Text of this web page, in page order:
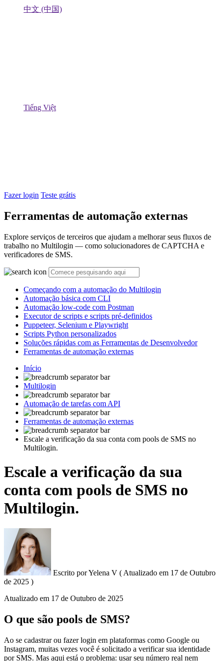
中文 (中国)
Tiếng Việt
Fazer login Teste grátis
Ferramentas de automação externas
Explore serviços de terceiros que ajudam a melhorar seus fluxos de
trabalho no Multilogin — como solucionadores de CAPTCHA e
verificadores de SMS.
Começando com a automação do Multilogin
Automação básica com CLI
Automação low-code com Postman
Executor de scripts e scripts pré-definidos
Puppeteer, Selenium e Playwright
Scripts Python personalizados
Soluções rápidas com as Ferramentas de Desenvolvedor
Ferramentas de automação externas
Início
Multilogin
Automação de tarefas com API
Ferramentas de automação externas
Escale a verificação da sua conta com pools de SMS no
Multilogin.
Escale a verificação da sua
conta com pools de SMS no
Multilogin.
Escrito porYelena V ( Atualizado em 17 de Outubro
de 2025 )
Atualizado em 17 de Outubro de 2025
O que são pools de SMS?
Ao se cadastrar ou fazer login em plataformas como Google ou
Instagram, muitas vezes você é solicitado a verificar sua identidade
por SMS. Mas aqui está o problema: usar seu número real nem